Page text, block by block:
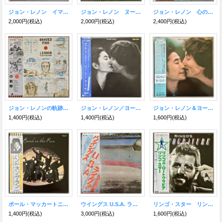
ジョン・レノン イマジン
2,000円(税込)
ジョン・レノン ヌートピア宣言
2,000円(税込)
ジョン・レノン 心の壁、愛の橋
2,400円(税込)
ジョン・レノンの軌跡（シェイヴド・フィッシュ）
1,400円(税込)
ジョン・レノン／ヨーコ・オノ ダブル・ファンタジー
1,400円(税込)
ジョン・レノン＆ヨーコ・オノ ミルク・アンド・ハニー
1,600円(税込)
ポール・マッカートニーとウイングス バンド・オン・ザ・ラン
1,400円(税込)
ウイングス U.S.A. ライヴ！！
3,000円(税込)
リンゴ・スター リンゴズ・ロートグラビア
1,600円(税込)